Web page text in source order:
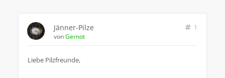
Jänner-Pilze
1
vonGernot
Liebe Pilzfreunde,